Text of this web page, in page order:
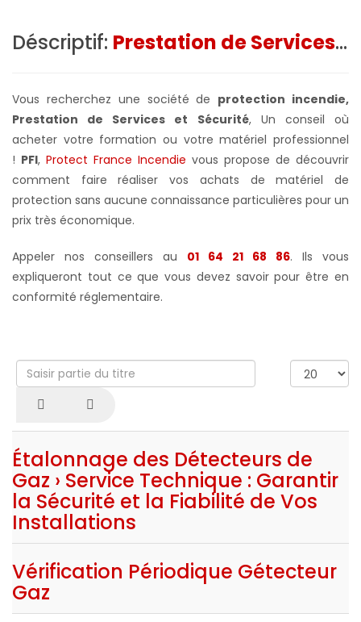
Déscriptif: Prestation de Services...
Vous recherchez une société de protection incendie,
Prestation de Services et Sécurité, Un conseil où
acheter votre formation ou votre matériel professionnel
! PFI, Protect France Incendie vous propose de découvrir
comment faire réaliser vos achats de matériel de
protection sans aucune connaissance particulières pour un
prix très économique.
Appeler nos conseillers au 01 64 21 68 86. Ils vous
expliqueront tout ce que vous devez savoir pour être en
conformité réglementaire.
Saisir
partie
titre
Afficher
#
Étalonnage des Détecteurs de
Gaz › Service Technique : Garantir
la Sécurité et la Fiabilité de Vos
Installations
Vérification Périodique Gétecteur
Gaz